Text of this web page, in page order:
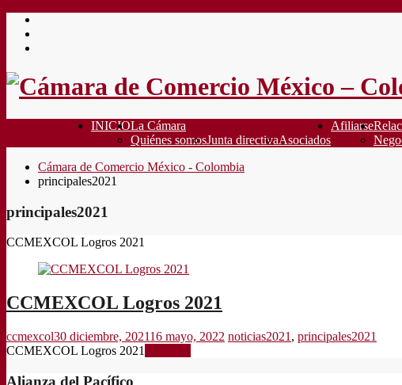
Saltar
contenido
INICIOLa Cámara
Quiénes somosJunta directivaAsociados
Afiliarse
Cámara de Comercio México - Colombia
principales2021
principales2021
CCMEXCOL Logros 2021
CCMEXCOL Logros 2021
ccmexcol30 diciembre, 202116 mayo, 2022 noticias2021 , principales2021
CCMEXCOL Logros 2021
Alianza del Pacífico